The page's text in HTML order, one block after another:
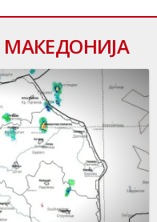
МАКЕДОНИЈА